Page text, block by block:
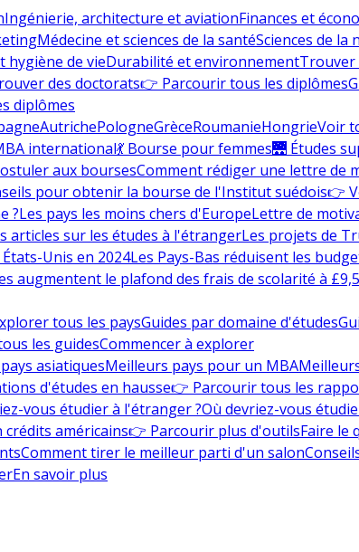
Ingénierie, architecture et aviationFinances et
Médecine et sciences de la santéSciences de la
hygiène de vieDurabilité et environnementTrouver
des doctorats👉 Parcourir tous les diplômes
diplômes
AutrichePologneGrèceRoumanieHongrieVoir
international💃 Bourse pour femmes🌉 Études
aux boursesComment rédiger une lettre de
pour obtenir la bourse de l'Institut suédois👉
?Les pays les moins chers d'EuropeLettre de
articles sur les études à l'étrangerLes projets de
Unis en 2024Les Pays-Bas réduisent les
augmentent le plafond des frais de scolarité à
tous les paysGuides par domaine d'études
les guidesCommencer à explorer
asiatiquesMeilleurs pays pour un MBA
d'études en hausse👉 Parcourir tous les
vous étudier à l'étranger ?Où devriez-vous
crédits américains👉 Parcourir plus d'outilsFaire le
Comment tirer le meilleur parti d'un salon
En savoir plus